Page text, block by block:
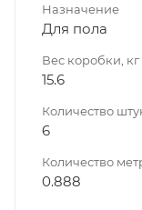
Назначение
Для пола
Вес коробки, кг
15.6
Количество
6
Количество
0.888